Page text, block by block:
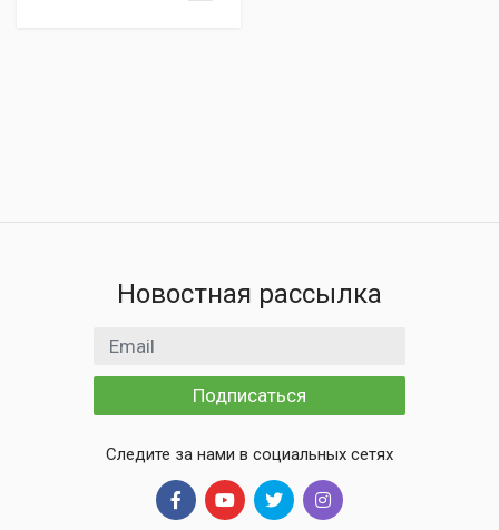
Новостная рассылка
Email адрес
Подписаться
Следите за нами в социальных сетях